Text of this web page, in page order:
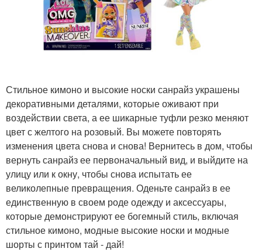
Стильное кимоно и высокие носки санрайз украшены
декоративными деталями, которые оживают при
воздействии света, а ее шикарные туфли резко меняют
цвет с желтого на розовый. Вы можете повторять
изменения цвета снова и снова! Вернитесь в дом, чтобы
вернуть санрайз ее первоначальный вид, и выйдите на
улицу или к окну, чтобы снова испытать ее
великолепные превращения. Оденьте санрайз в ее
единственную в своем роде одежду и аксессуары,
которые демонстрируют ее богемный стиль, включая
стильное кимоно, модные высокие носки и модные
шорты с принтом тай - дай!